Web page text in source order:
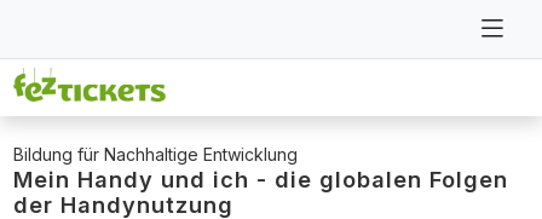
Bildung für Nachhaltige Entwicklung
Mein Handy und ich - die globalen Folgen
der Handynutzung